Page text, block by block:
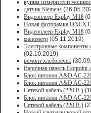
купим измерители
датчик Siemens
Видеоплеер Explay M18
Новая фоторамка ONEXT
Видеоплеер Explay M18
манометр (05.11.2019)
Электронные компоненты
(02.10.2019)
ремонт хлебопечек
Варочная панель
Блок питания A&D AC-
Блок питания A&D AC-
Сетевой кабель (220 В.)
Блок питания A&D AC-
Сетевой кабель (220 В.)